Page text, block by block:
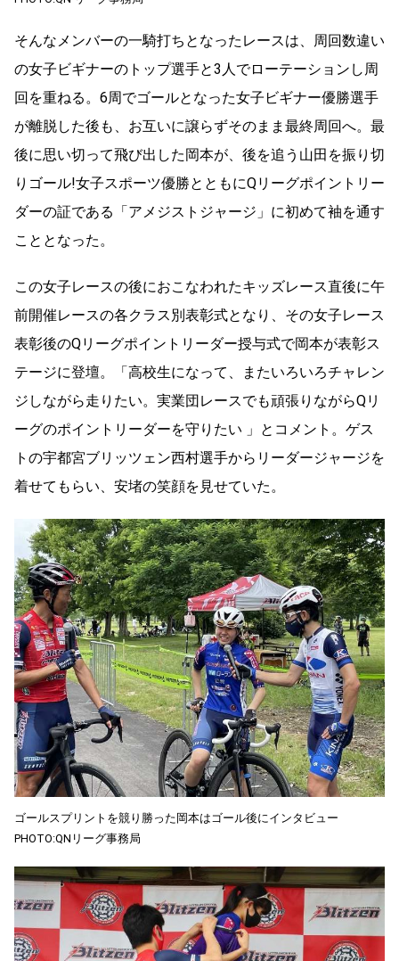
そんなメンバーの一騎打ちとなったレースは、周回数違い
の女子ビギナーのトップ選手と3人でローテーションし周
回を重ねる。6周でゴールとなった女子ビギナー優勝選手
が離脱した後も、お互いに譲らずそのまま最終周回へ。最
後に思い切って飛び出した岡本が、後を追う山田を振り切
りゴール!女子スポーツ優勝とともにQリーグポイントリー
ダーの証である「アメジストジャージ」に初めて袖を通す
こととなった。
この女子レースの後におこなわれたキッズレース直後に午
前開催レースの各クラス別表彰式となり、その女子レース
表彰後のQリーグポイントリーダー授与式で岡本が表彰ス
テージに登壇。「高校生になって、またいろいろチャレン
ジしながら走りたい。実業団レースでも頑張りながらQリ
ーグのポイントリーダーを守りたい 」とコメント。ゲス
トの宇都宮ブリッツェン⻄村選手からリーダージャージを
着せてもらい、安堵の笑顔を見せていた。
ゴールスプリントを競り勝った岡本はゴール後にインタビュー
PHOTO:QNリーグ事務局